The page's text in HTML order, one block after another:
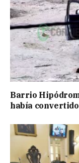
Barrio
había